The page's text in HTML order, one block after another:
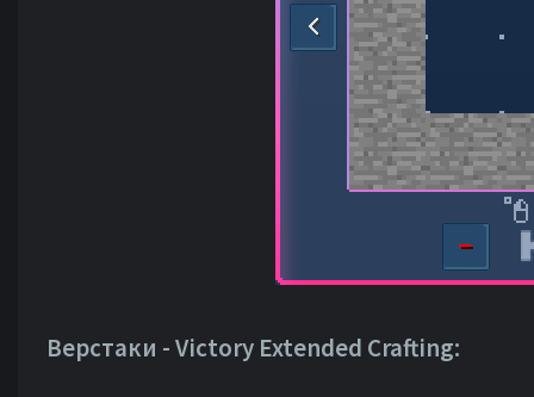
Верстаки - Victory Extended Crafting: